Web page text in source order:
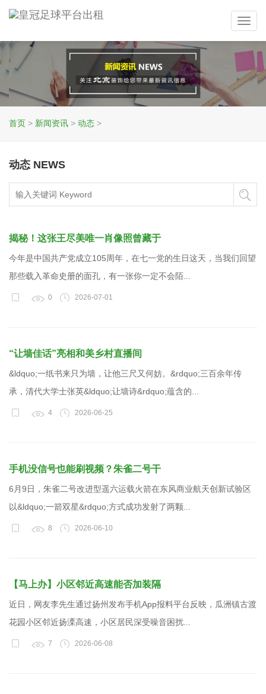
首页 > 新闻资讯 > 动态 >
动态 NEWS
揭秘！这张王尽美唯一肖像照曾藏于
今年是中国共产党成立105周年，在七一党的生日这天，当我们回望
那些载入革命史册的面孔，有一张你一定不会陌...
0 2026-07-01
“让墙佳话”亮相和美乡村直播间
&ldquo;一纸书来只为墙，让他三尺又何妨。&rdquo;三百余年传
承，清代大学士张英&ldquo;让墙诗&rdquo;蕴含的...
4 2026-06-25
手机没信号也能刷视频？朱雀二号干
6月9日，朱雀二号改进型遥六运载火箭在东风商业航天创新试验区
以&ldquo;一箭双星&rdquo;方式成功发射了两颗...
8 2026-06-10
【马上办】小区邻近高速能否加装隔
近日，网友李先生通过扬州发布手机App报料平台反映，瓜洲镇古渡
花园小区邻近扬溧高速，小区居民深受噪音困扰...
7 2026-06-08